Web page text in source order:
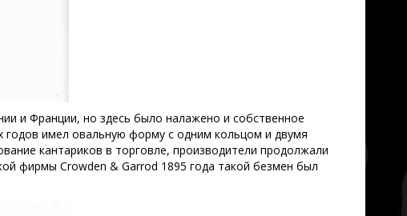
и Франции, но здесь было налажено и собственное
годов имел овальную форму с одним кольцом и двумя
кантариков в торговле, производители продолжали
фирмы Crowden & Garrod 1895 года такой безмен был